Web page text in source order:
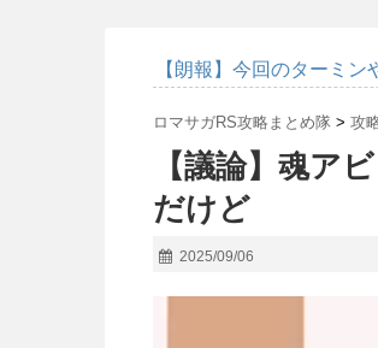
【朗報】今回のターミン
ロマサガRS攻略まとめ隊 > 攻
【議論】魂ア
だけど
2025/09/06